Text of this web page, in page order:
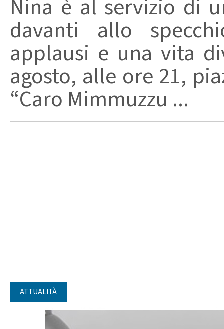
Nina è al servizio di
davanti allo
applausi e una vita
agosto, alle ore 21,
“Caro Mimmuzzu ...
ATTUALITÀ